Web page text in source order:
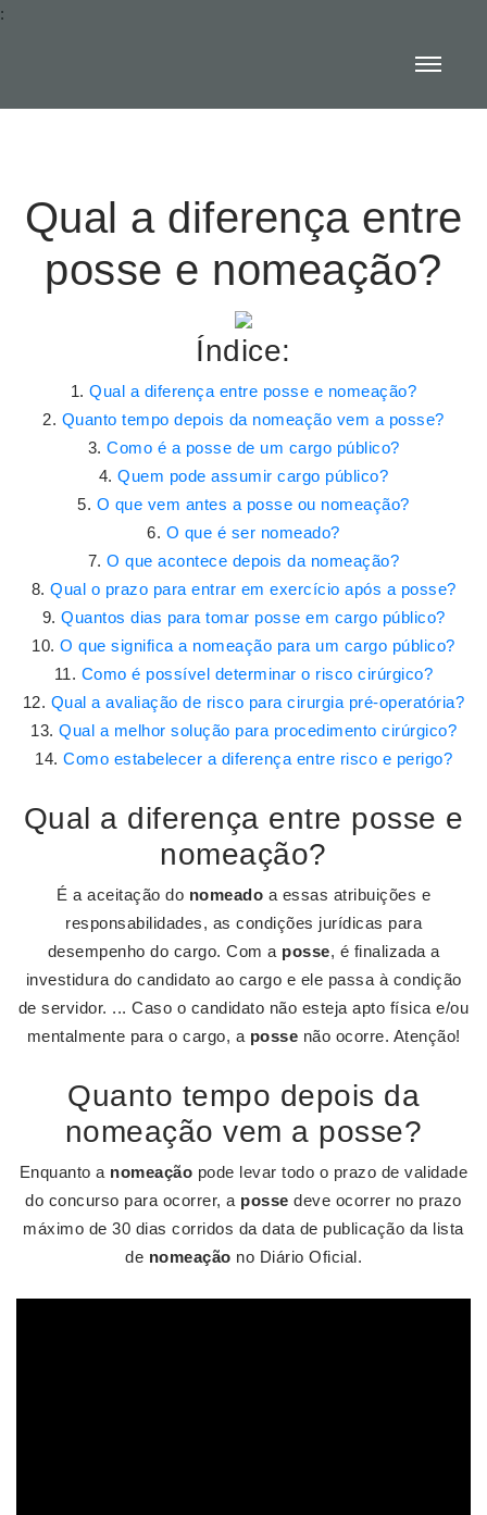
:
Qual a diferença entre
posse e nomeação?
Índice:
Qual a diferença entre posse e nomeação?
Quanto tempo depois da nomeação vem a posse?
Como é a posse de um cargo público?
Quem pode assumir cargo público?
O que vem antes a posse ou nomeação?
O que é ser nomeado?
O que acontece depois da nomeação?
Qual o prazo para entrar em exercício após a posse?
Quantos dias para tomar posse em cargo público?
O que significa a nomeação para um cargo público?
Como é possível determinar o risco cirúrgico?
Qual a avaliação de risco para cirurgia pré-operatória?
Qual a melhor solução para procedimento cirúrgico?
Como estabelecer a diferença entre risco e perigo?
Qual a diferença entre posse e
nomeação?
É a aceitação do nomeado a essas atribuições e
responsabilidades, as condições jurídicas para
desempenho do cargo. Com a posse, é finalizada a
investidura do candidato ao cargo e ele passa à condição
de servidor. ... Caso o candidato não esteja apto física e/ou
mentalmente para o cargo, a posse não ocorre. Atenção!
Quanto tempo depois da
nomeação vem a posse?
Enquanto a nomeação pode levar todo o prazo de validade
do concurso para ocorrer, a posse deve ocorrer no prazo
máximo de 30 dias corridos da data de publicação da lista
de nomeação no Diário Oficial.